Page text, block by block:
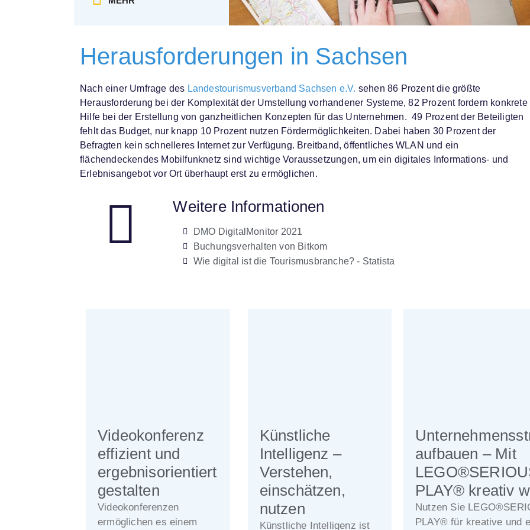
Herausforderungen in Sachsen
Nach einer Umfrage des Landestourismusverband Sachsen e.V. sehen 86 Prozent die größte
Herausforderung bei der Komplexität der Umstellung vorhandener Systeme, 82 Prozent fordern konkrete
Hilfe bei der Erstellung von ganzheitlichen Konzepten für das Unternehmen. 49 Prozent der Beteiligten
fehlt das Budget, nur knapp 10 Prozent nutzen Fördermöglichkeiten. Dabei haben 30 Prozent der
Befragten kein schnelleres Internet zur Verfügung. Breitband, öffentliches WLAN und ein
flächendeckendes Mobilfunknetz sind wichtige Voraussetzungen, um ein digitales Informations- und
Erlebnisangebot vor Ort überhaupt erst zu ermöglichen.
Weitere Informationen
DMO DigitalMonitor 2021
Buchungsverhalten von Bitkom
Wie digital ist die Tourismusbranche? - Statista
Videokonferenz
effizient und
ergebnisorientiert
gestalten
Videokonferenzen
ermöglichen es einem
Künstliche
Intelligenz –
Verstehen,
einschätzen,
nutzen
Künstliche Intelligenz ist
aufbauen – Mit
PLAY® kreativ
Nutzen Sie
PLAY® für kreative und